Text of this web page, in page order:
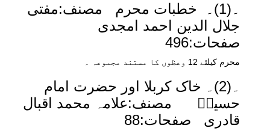
۔(1)۔ خطبات محرم مصنف:مفتی
جلال الدین احمد امجدی
صفحات:496
محرم کیلئے 12 وعظوں کا مستند مجموعہ ۔
۔(2)۔ خاک کربلا اور حضرت امام
حسینؓ مصنف:علامہ محمد اقبال
قادری صفحات:88